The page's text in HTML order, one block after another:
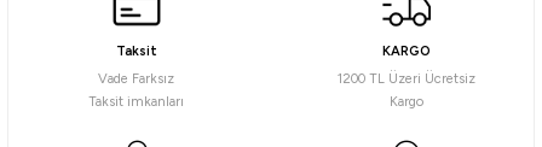
Taksit
Vade Farksız
Taksit imkanları
KARGO
1200 TL Üzeri Ücretsiz
Kargo